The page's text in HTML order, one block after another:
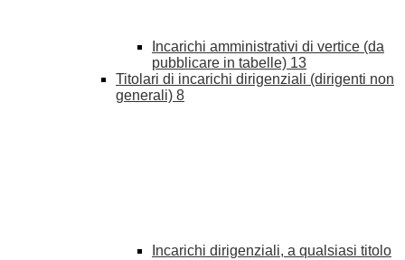
Incarichi amministrativi di vertice (da
pubblicare in tabelle) 13
Titolari di incarichi dirigenziali (dirigenti non
generali) 8
Incarichi dirigenziali, a qualsiasi titolo